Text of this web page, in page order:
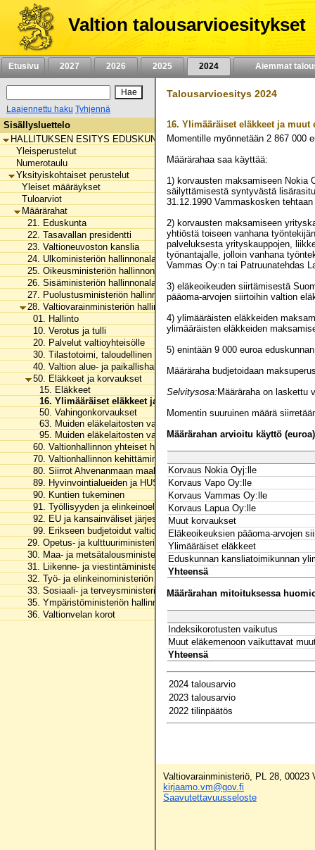
Siirry
sisältöön
Valtion talousarvioesitykset
Etusivu 2027 2026 2025 2024 Aiemmat
Laajennettu haku Tyhjennä
Sisällysluettelo
HALLITUKSEN ESITYS EDUSKUNNALLE VALTION TALOUSARVIOKSI
Yleisperustelut
Numerotaulu
Yksityiskohtaiset perustelut
Yleiset määräykset
Tuloarviot
Määrärahat
21. Eduskunta
22. Tasavallan presidentti
23. Valtioneuvoston kanslia
24. Ulkoministeriön hallinnonala
25. Oikeusministeriön hallinnonala
26. Sisäministeriön hallinnonala
27. Puolustusministeriön hallinnonala
28. Valtiovarainministeriön hallinnonala
01. Hallinto
10. Verotus ja tulli
20. Palvelut valtioyhteisölle
30. Tilastotoimi, taloudellinen tutkimus ja rekisterihallinto
40. Valtion alue- ja paikallishallinto
50. Eläkkeet ja korvaukset
15. Eläkkeet
16. Ylimääräiset eläkkeet ja muut eläkemenot
50. Vahingonkorvaukset
63. Muiden eläkelaitosten vastattavaksi kuuluvat eläkemenot
95. Muiden eläkelaitosten valtion puolesta maksamien
60. Valtionhallinnon yhteiset henkilöstömenot
70. Valtionhallinnon kehittäminen
80. Siirrot Ahvenanmaan maakunnalle
89. Hyvinvointialueiden ja HUS-yhtymän rahoitus
90. Kuntien tukeminen
91. Työllisyyden ja elinkeinoelämän tukeminen
92. EU ja kansainväliset järjestöt
99. Erikseen budjetoidut valtionhallinnon menot
29. Opetus- ja kulttuuriministeriön hallinnonala
30. Maa- ja metsätalousministeriön hallinnonala
31. Liikenne- ja viestintäministeriön hallinnonala
32. Työ- ja elinkeinoministeriön hallinnonala
33. Sosiaali- ja terveysministeriön hallinnonala
35. Ympäristöministeriön hallinnonala
36. Valtionvelan korot
Talousarvioesitys 2024
16. Ylimääräiset eläkkeet ja muut
Momentille myönnetään 2 867 000
Määrärahaa saa käyttää:
1) korvausten maksamiseen Nokia
säilyttämisestä syntyvästä
31.12.1990 Vammaskosken
2) korvausten maksamiseen
yhtiöstä toiseen vanhana
palveluksesta yrityskauppojen,
työnantajalle, jolloin vanhana
Vammas Oy:n tai Patruunatehdas
3) eläkeoikeuden siirtämisestä
pääoma-arvojen siirtoihin valtion
4) ylimääräisten eläkkeiden
ylimääräisten eläkkeiden
5) enintään 9 000 euroa
Määräraha budjetoidaan
Selvitysosa: Määräraha on laskettu
Momentin suuruinen määrä
Määrärahan arvioitu käyttö (euroa)
Korvaus Nokia Oyj:lle
Korvaus Vapo Oy:lle
Korvaus Vammas Oy:lle
Korvaus Lapua Oy:lle
Muut korvaukset
Eläkeoikeuksien pääoma-arvojen
Ylimääräiset eläkkeet
Eduskunnan kansliatoimikunnan
Yhteensä
Määrärahan mitoituksessa
Indeksikorotusten vaikutus
Muut eläkemenoon vaikuttavat
Yhteensä
2024 talousarvio
2023 talousarvio
2022 tilinpäätös
Valtiovarainministeriö, PL 28, 00023
kirjaamo.vm@gov.fi
Saavutettavuusseloste